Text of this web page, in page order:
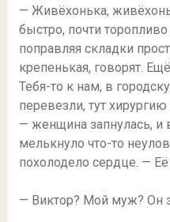
— Живёхонька,
быстро, почти торопливо
поправляя складки
крепенькая, говорят.
Тебя-то к нам, в
перевезли, тут
— женщина запнулась, и
мелькнуло что-то
похолодело сердце. —
— Виктор? Мой муж? Он